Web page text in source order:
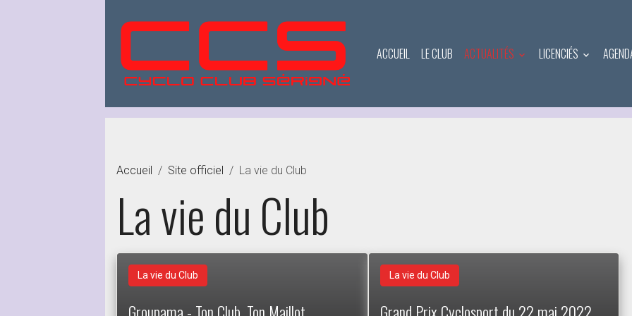
ACCUEIL LE CLUB ACTUALITÉS LICENCIÉS
Accueil Site officiel La vie du Club
La vie du Club
La vie du Club La vie du Club